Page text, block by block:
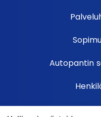
Autopantin